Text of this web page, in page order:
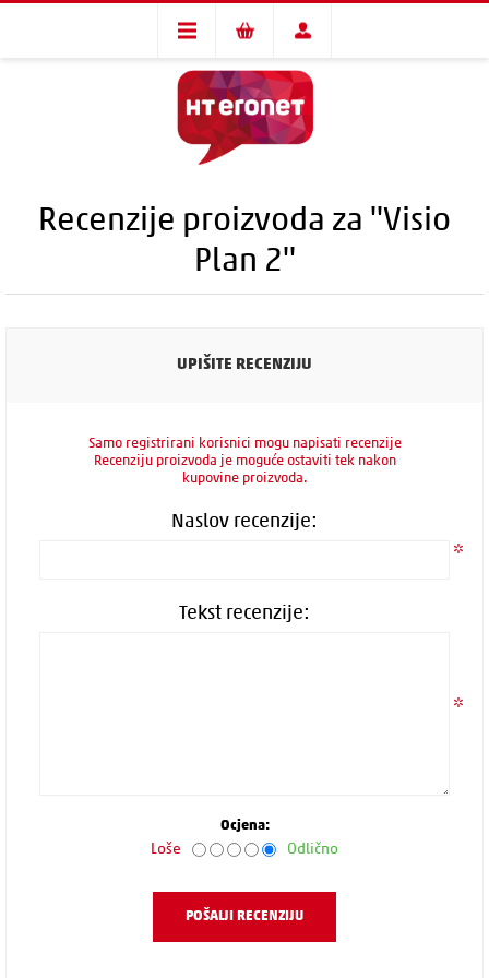
Recenzije proizvoda za
Visio
Plan 2
UPIŠITE RECENZIJU
Samo registrirani korisnici mogu napisati recenzije
Recenziju proizvoda je moguće ostaviti tek nakon
kupovine proizvoda.
Naslov recenzije:
*
Tekst recenzije:
*
Ocjena:
Loše Odlično